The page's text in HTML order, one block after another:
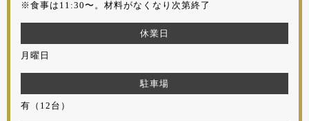
※食事は11:30〜。材料がなくなり次第終了
休業日
月曜日
駐車場
有（12台）